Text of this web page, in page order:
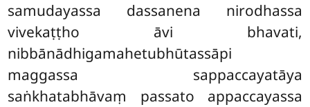
samudayassa dassanena nirodhassa
vivekaṭṭho āvi bhavati,
nibbānādhigamahetubhūtassāpi
maggassa sappaccayatāya
saṅkhatabhāvaṃ passato appaccayassa